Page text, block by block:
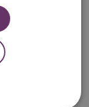
EV
using ROS2 for